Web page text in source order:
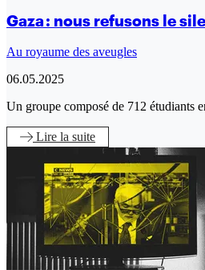
Gaza : nous refusons le
Au royaume des aveugles
06.05.2025
Un groupe composé de 712 étudiants
Lire la suite